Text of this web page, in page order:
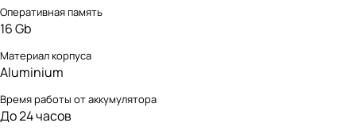
Оперативная память
16 Gb
Материал корпуса
Aluminium
Время работы от аккумулятора
До 24 часов